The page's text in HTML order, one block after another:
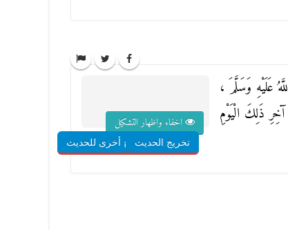
عَلَيْهِ وَسَلَّمَ ،
ذَلِكَ الْيَوْمِ
اخفاء واظهار التشكيل
تخريج الحديثشروح أخرى للحديث